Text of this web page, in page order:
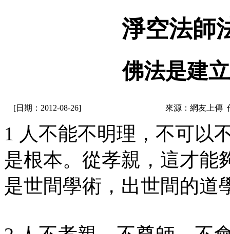
淨空法師
佛法是建
[日期：2012-08-26] 來源：網友上傳
1 人不能不明理，不可以
是根本。從孝親，這才能
是世間學術，出世間的道